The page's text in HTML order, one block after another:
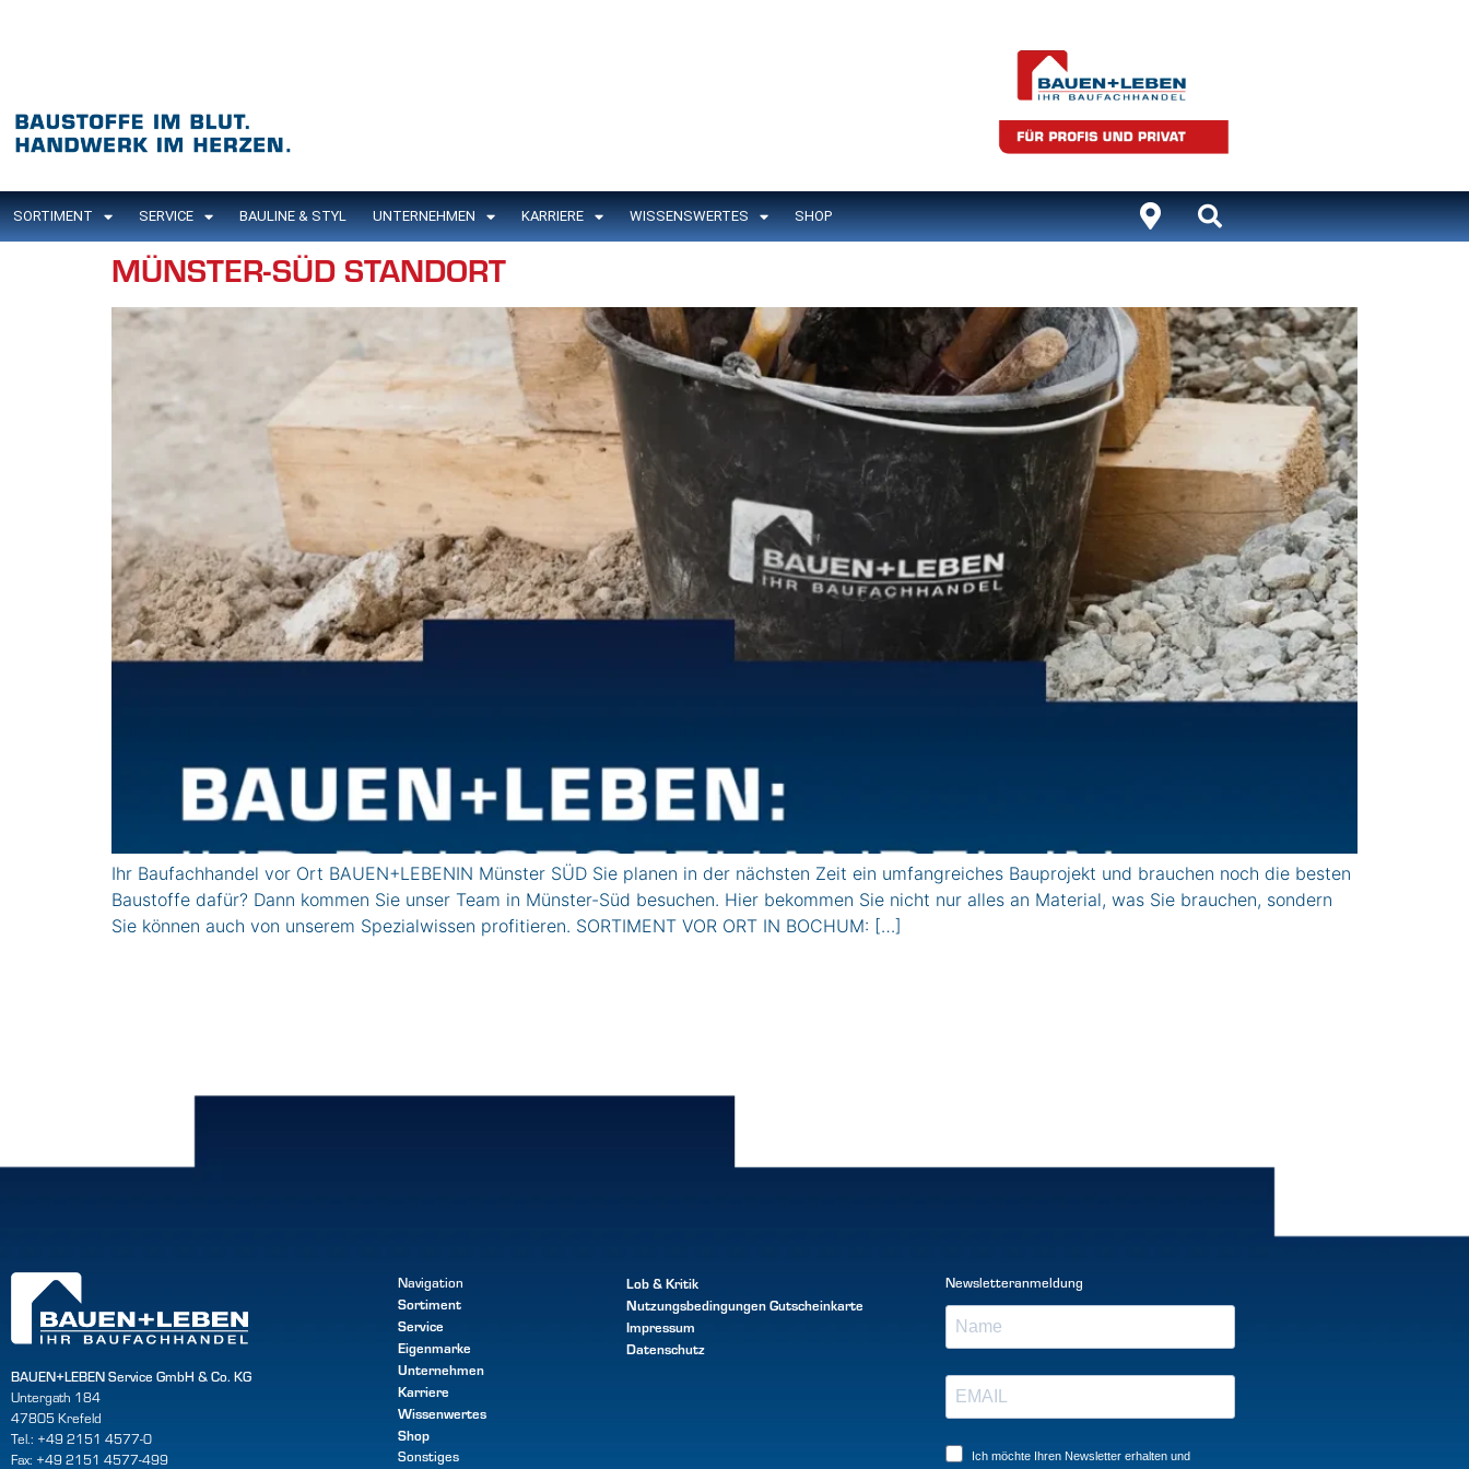
SORTIMENT SERVICE BAULINE & STYL UNTERNEHMEN KARRIERE WISSENSWERTES SHOP
MÜNSTER-SÜD STANDORT
Ihr Baufachhandel vor Ort BAUEN+LEBENIN Münster SÜD Sie planen in der nächsten Zeit ein umfangreiches Bauprojekt und brauchen noch die besten
Baustoffe dafür? Dann kommen Sie unser Team in Münster-Süd besuchen. Hier bekommen Sie nicht nur alles an Material, was Sie brauchen, sondern
Sie können auch von unserem Spezialwissen profitieren. SORTIMENT VOR ORT IN BOCHUM: […]
BAUEN+LEBEN Service GmbH & Co. KG
Untergath 184
47805 Krefeld
Tel.: +49 2151 4577-0
Fax: +49 2151 4577-499
Navigation
Sortiment
Service
Eigenmarke
Unternehmen
Karriere
Wissenwertes
Shop
Sonstiges
Lob & Kritik
NutzungsbedingungenGutscheinkarte
Impressum
Datenschutz
Newsletteranmeldung
Ich möchte Ihren Newsletter erhalten und